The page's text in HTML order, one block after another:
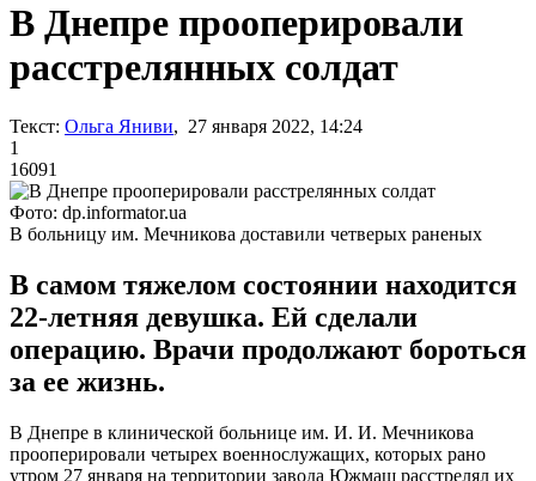
В Днепре прооперировали
расстрелянных солдат
Текст: Ольга Яниви, 27 января 2022, 14:24
1
16091
Фото: dp.informator.ua
В больницу им. Мечникова доставили четверых раненых
В самом тяжелом состоянии находится
22-летняя девушка. Ей сделали
операцию. Врачи продолжают бороться
за ее жизнь.
В Днепре в клинической больнице им. И. И. Мечникова
прооперировали четырех военнослужащих, которых рано
утром 27 января на территории завода Южмаш расстрелял их